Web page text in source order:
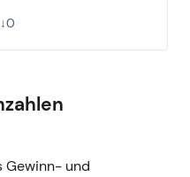
Gewinn- und